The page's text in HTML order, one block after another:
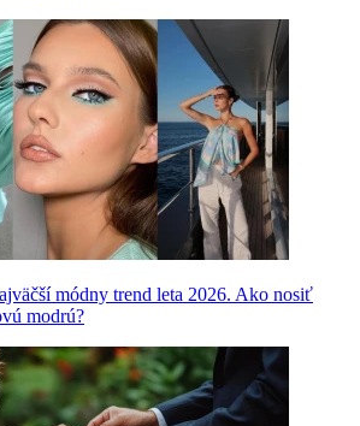
módny trend leta 2026. Ako nosiť
modrú?